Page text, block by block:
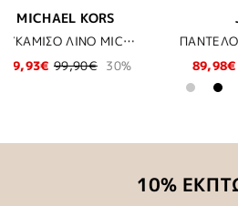
ΠΑΝΤΕΛΟΝΙ ΦΟΡΜΑΣ JOOP! - 231 ΜΠΕΖ
50%
ΜΠΛΟΥΖΑ BUGATTI - 10 ΛΕΥΚΟ
41,30€
30%
10%